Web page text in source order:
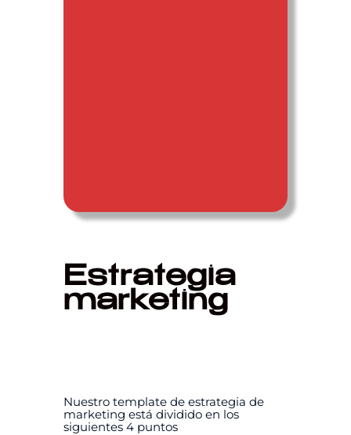
Estrategia
marketing
Nuestro template de estrategia de
marketing está dividido en los
siguientes 4 puntos